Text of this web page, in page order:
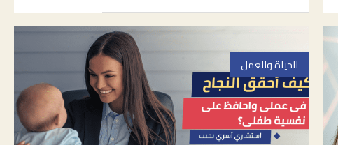
الحياة والعمل